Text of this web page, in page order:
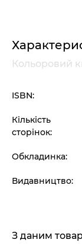
Кольоровий
ISBN:
Кількість
сторінок:
Обкладинка:
Видавництво:
З даним